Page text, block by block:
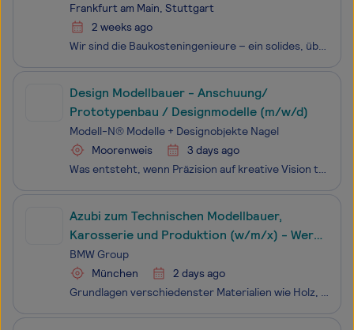
Frankfurt am Main, Stuttgart
2 weeks ago
Wir sind die Baukosteningenieure – ein solides, überregional tätiges Ingenieurbüro mit Leidenschaft für Kostenermittlungen und Ausschreibungen. Wir suchen Dich ab sofort – einen engagierten, motivierten BIM-Modellierer*in (w/m/d) als Bauingenieur*in / Ba
Design Modellbauer - Anschuung/
Prototypenbau / Designmodelle (m/w/d)
Modell-N® Modelle + Designobjekte Nagel
Moorenweis
3 days ago
Was entsteht, wenn Präzision auf kreative Vision trifft und Ideen Gestalt annehmen? Wir sind ein Design-Modellbaubetrieb aus Moorenweis im Kreis München. Seit über 20 Jahren fertigen wir Europaweit für namhafte Hersteller hochwertige Prototypen und Designmodelle. Seit kurzem zählen zu unserem Kunden
Azubi zum Technischen Modellbauer,
Karosserie und Produktion (w/m/x) - Werk
[2 Plätze]
BMW Group
München
2 days ago
Grundlagen verschiedenster Materialien wie Holz, Kunststoffe oder Metall. Bauen von Modellen, Formstudien und echten Bauteilen. Herstellung mittels Handarbeit. Bedienen computergesteuerter Fräsmaschinen. Einsetzen verschiedenster Werkzeuge. Lesen von CAD-Zeichnungen und tech